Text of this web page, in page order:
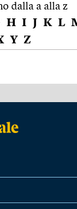
dalla a alla z
H I J K L
Y Z